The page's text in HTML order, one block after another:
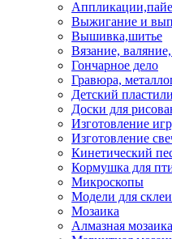
Выжигание и
Вышивка,шитье
Вязание,
Гончарное дело
Гравюра,
Детский
Доски для
Изготовление
Изготовление
Кинетический
Кормушка для
Микроскопы
Модели для
Мозаика
Алмазная мозаика